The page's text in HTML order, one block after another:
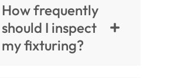
How frequently
should I inspect
my fixturing?